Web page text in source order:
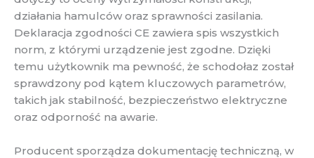
działania hamulców oraz sprawności zasilania.
Deklaracja zgodności CE zawiera spis wszystkich
norm, z którymi urządzenie jest zgodne. Dzięki
temu użytkownik ma pewność, że schodołaz został
sprawdzony pod kątem kluczowych parametrów,
takich jak stabilność, bezpieczeństwo elektryczne
oraz odporność na awarie.
Producent sporządza dokumentację techniczną, w